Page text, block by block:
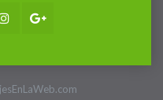
Instagram